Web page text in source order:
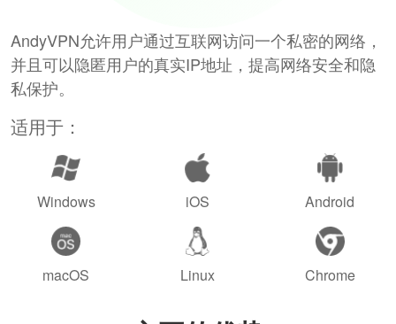
AndyVPN允许用户通过互联网访问一个私密的网络，
并且可以隐匿用户的真实IP地址，提高网络安全和隐
私保护。
适用于：
Windows iOS Android
macOS Linux Chrome